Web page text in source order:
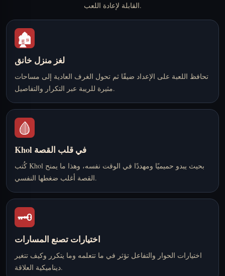
القابلة لإعادة اللعب.
🏚️
لغز منزل خانق
تحافظ اللعبة على الإعداد ضيقًا ثم تحول الغرف العادية إلى مساحات
مثيرة للريبة عبر التكرار والتفاصيل.
🩸
Khol في قلب القصة
كُتب Khol بحيث يبدو حميميًا ومهددًا في الوقت نفسه، وهذا ما يمنح
القصة أغلب ضغطها النفسي.
🗝️
اختيارات تصنع المسارات
اختيارات الحوار والتفاعل تؤثر في ما تتعلمه وما يتكرر وكيف تتغير
ديناميكية العلاقة.